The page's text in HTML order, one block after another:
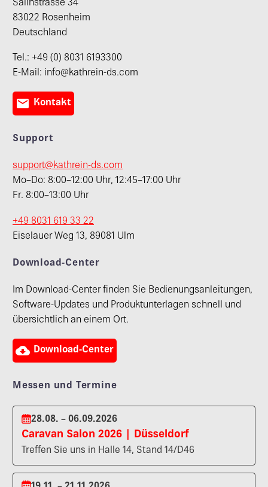
Salinstrasse 34
83022 Rosenheim
Deutschland
Tel.: +49 (0) 8031 6193300
E-Mail: info@kathrein-ds.com
 Kontakt
Support
support@kathrein-ds.com
Mo–Do: 8:00–12:00 Uhr, 12:45–17:00 Uhr
Fr. 8:00–13:00 Uhr
+49 8031 619 33 22
Eiselauer Weg 13, 89081 Ulm
Download-Center
Im Download-Center finden Sie Bedienungsanleitungen,
Software-Updates und Produktunterlagen schnell und
übersichtlich an einem Ort.
 Download-Center
Messen und Termine
28.08. – 06.09.2026
Caravan Salon 2026 | Düsseldorf
Treffen Sie uns in Halle 14, Stand 14/D46